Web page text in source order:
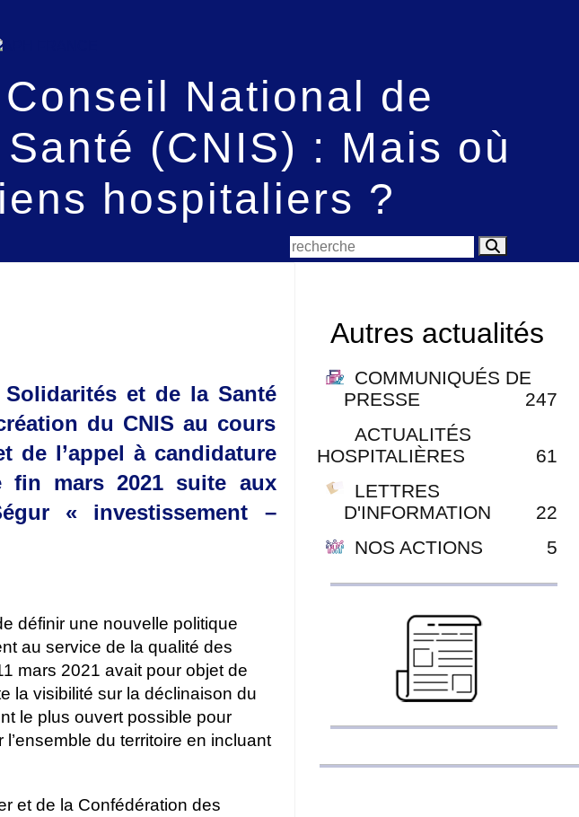
National de
(CNIS) : Mais où
hospitaliers ?
et de la Santé
du CNIS au cours
de l’appel à candidature
fin mars 2021 suite aux
« investissement –
définir une nouvelle politique
au service de la qualité des
mars 2021 avait pour objet de
la visibilité sur la déclinaison du
le plus ouvert possible pour
du territoire en incluant
et de la Confédération des
Autres actualités
COMMUNIQUÉS DE
PRESSE
247
ACTUALITÉS
HOSPITALIÈRES
61
LETTRES
D'INFORMATION
22
NOS ACTIONS
5